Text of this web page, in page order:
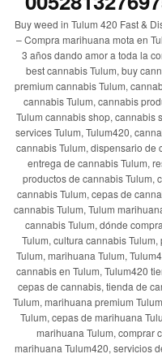
Buy weed in Tulum 420 Fast &
– Compra marihuana mota en
3 años dando amor a toda la
best cannabis Tulum, buy
premium cannabis Tulum,
cannabis Tulum, cannabis
Tulum cannabis shop, cannabis
services Tulum, Tulum420,
cannabis Tulum, dispensario de
entrega de cannabis Tulum,
productos de cannabis Tulum,
cannabis Tulum, cepas de
cannabis Tulum, Tulum
cannabis Tulum, dónde
Tulum, cultura cannabis
Tulum, marihuana Tulum,
cannabis en Tulum, Tulum420
cepas de cannabis, tienda de
Tulum, marihuana premium
Tulum, cepas de marihuana
marihuana Tulum, comprar
marihuana Tulum420, servicios